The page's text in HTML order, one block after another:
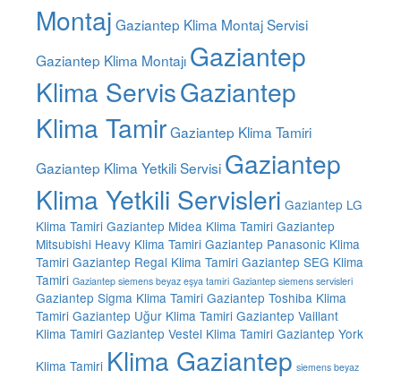
Montaj Gaziantep Klima Montaj Servisi
Gaziantep Klima Montajı Gaziantep
Klima ServisGaziantep
Klima TamirGaziantep Klima Tamiri
Gaziantep Klima Yetkili Servisi Gaziantep
Klima Yetkili Servisleri Gaziantep LG
Klima Tamiri Gaziantep Midea Klima Tamiri Gaziantep
Mitsubishi Heavy Klima Tamiri Gaziantep Panasonic Klima
Tamiri Gaziantep Regal Klima Tamiri Gaziantep SEG Klima
Tamiri Gaziantep siemens beyaz eşya tamiri Gaziantep siemens servisleri
Gaziantep Sigma Klima Tamiri Gaziantep Toshiba Klima
Tamiri Gaziantep Uğur Klima Tamiri Gaziantep Vaillant
Klima Tamiri Gaziantep Vestel Klima Tamiri Gaziantep York
Klima Tamiri Klima Gaziantep siemens beyaz